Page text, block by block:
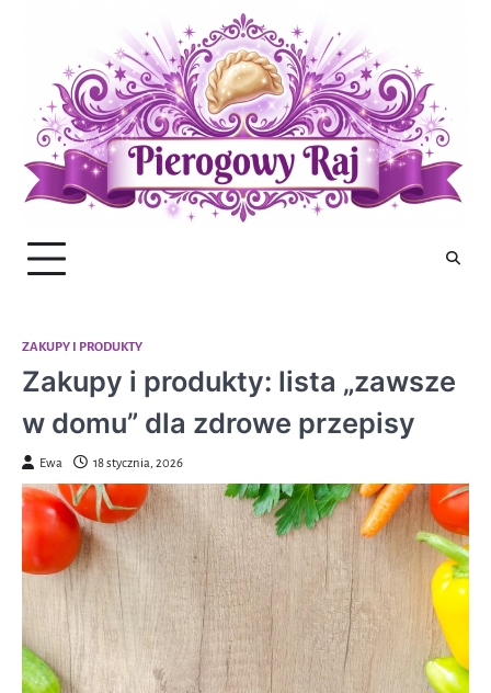
ZAKUPY I PRODUKTY
Zakupy i produkty: lista „zawsze
w domu” dla zdrowe przepisy
Ewa 18 stycznia, 2026